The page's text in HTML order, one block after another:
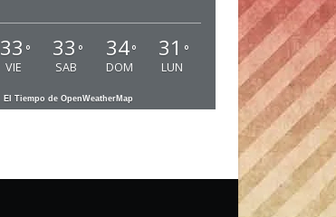
33 °
VIE
33 °
SAB
34°
DOM
31 °
LUN
El Tiempo de OpenWeatherMap